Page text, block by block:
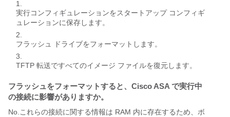
実行コンフィギュレーションをスタートアップ コンフィギ
ュレーションに保存します。
フラッシュ ドライブをフォーマットします。
TFTP 転送ですべてのイメージ ファイルを復元します。
フラッシュをフォーマットすると、Cisco ASA で実行中
の接続に影響がありますか。
No.これらの接続に関する情報は RAM 内に存在するため、ボ